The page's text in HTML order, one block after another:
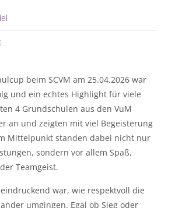
beim SCVM am 25.04.2026 war
und ein echtes Highlight für viele
4 Grundschulen aus den VuM
an und zeigten mit viel Begeisterung
Mittelpunkt standen dabei nicht nur
sondern vor allem Spaß,
Teamgeist.
war, wie respektvoll die
umgingen. Egal ob Sieg oder